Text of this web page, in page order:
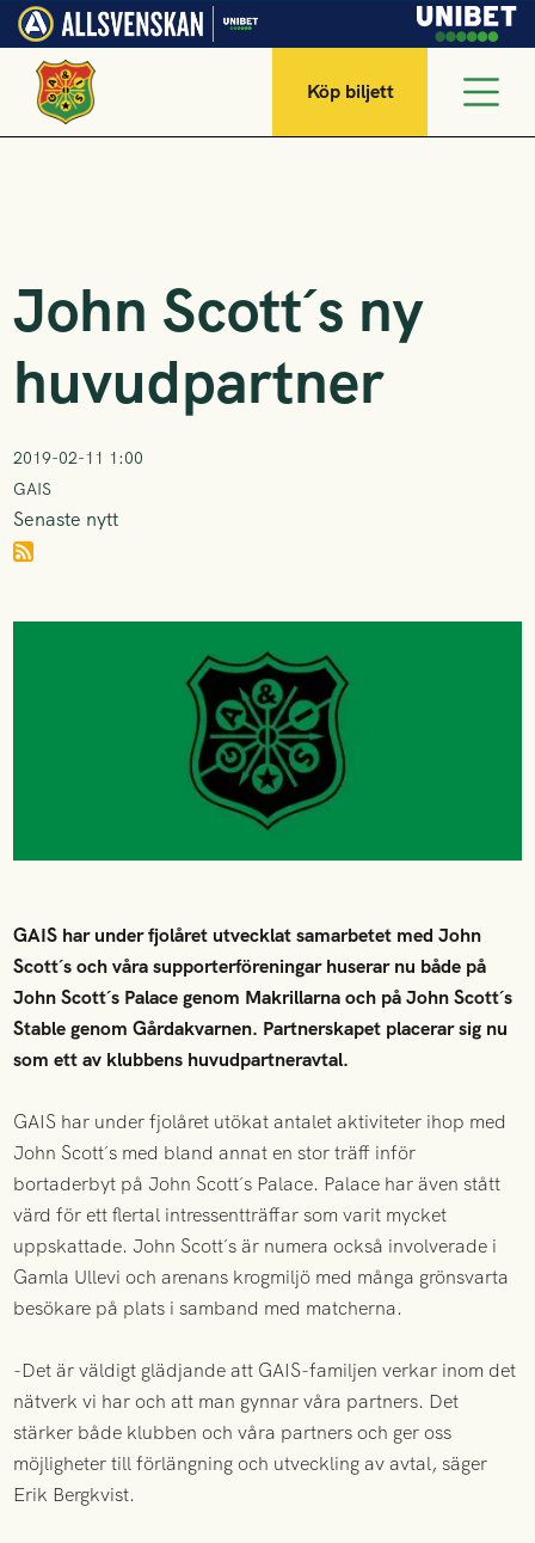
Köp biljett
John Scott´s ny
huvudpartner
2019-02-11 1:00
GAIS
Senaste nytt
GAIS har under fjolåret utvecklat samarbetet med John
Scott´s och våra supporterföreningar huserar nu både på
John Scott´s Palace genom Makrillarna och på John Scott´s
Stable genom Gårdakvarnen. Partnerskapet placerar sig nu
som ett av klubbens huvudpartneravtal.
GAIS har under fjolåret utökat antalet aktiviteter ihop med
John Scott´s med bland annat en stor träff inför
bortaderbyt på John Scott´s Palace. Palace har även stått
värd för ett flertal intressentträffar som varit mycket
uppskattade. John Scott´s är numera också involverade i
Gamla Ullevi och arenans krogmiljö med många grönsvarta
besökare på plats i samband med matcherna.
-Det är väldigt glädjande att GAIS-familjen verkar inom det
nätverk vi har och att man gynnar våra partners. Det
stärker både klubben och våra partners och ger oss
möjligheter till förlängning och utveckling av avtal, säger
Erik Bergkvist.